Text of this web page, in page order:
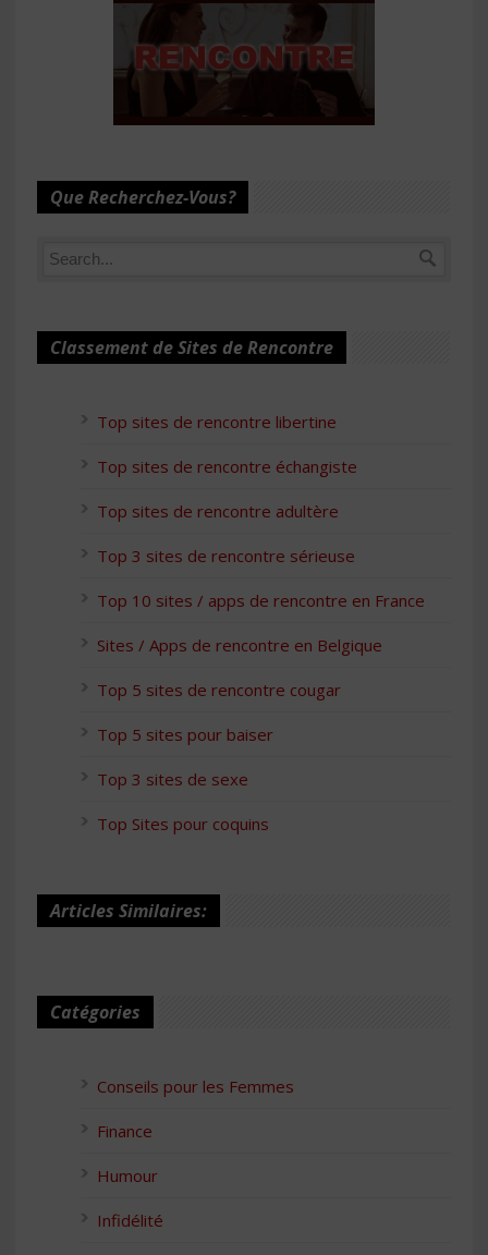
Que Recherchez-Vous?
Classement de Sites de Rencontre
Top sites de rencontre libertine
Top sites de rencontre échangiste
Top sites de rencontre adultère
Top 3 sites de rencontre sérieuse
Top 10 sites / apps de rencontre en France
Sites / Apps de rencontre en Belgique
Top 5 sites de rencontre cougar
Top 5 sites pour baiser
Top 3 sites de sexe
Top Sites pour coquins
Articles Similaires:
Catégories
Conseils pour les Femmes
Finance
Humour
Infidélité